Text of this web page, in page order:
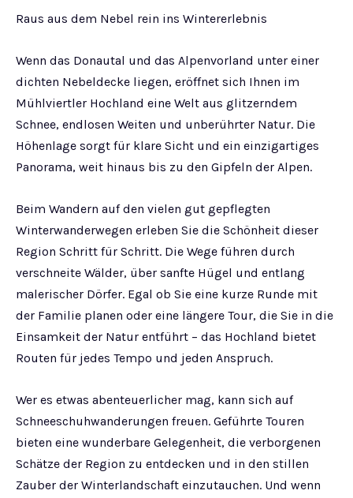
Raus aus dem Nebel rein ins Wintererlebnis
Wenn das Donautal und das Alpenvorland unter einer
dichten Nebeldecke liegen, eröffnet sich Ihnen im
Mühlviertler Hochland eine Welt aus glitzerndem
Schnee, endlosen Weiten und unberührter Natur. Die
Höhenlage sorgt für klare Sicht und ein einzigartiges
Panorama, weit hinaus bis zu den Gipfeln der Alpen.
Beim Wandern auf den vielen gut gepflegten
Winterwanderwegen erleben Sie die Schönheit dieser
Region Schritt für Schritt. Die Wege führen durch
verschneite Wälder, über sanfte Hügel und entlang
malerischer Dörfer. Egal ob Sie eine kurze Runde mit
der Familie planen oder eine längere Tour, die Sie in die
Einsamkeit der Natur entführt – das Hochland bietet
Routen für jedes Tempo und jeden Anspruch.
Wer es etwas abenteuerlicher mag, kann sich auf
Schneeschuhwanderungen freuen. Geführte Touren
bieten eine wunderbare Gelegenheit, die verborgenen
Schätze der Region zu entdecken und in den stillen
Zauber der Winterlandschaft einzutauchen. Und wenn